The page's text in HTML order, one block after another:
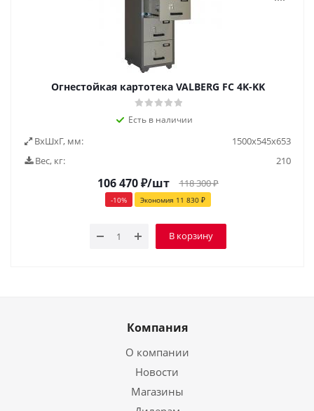
Огнестойкая картотека VALBERG FC 4K-KK
Есть в наличии
ВxШxГ, мм:
1500x545x653
Вес, кг:
210
106 470₽/шт 118 300₽
-10% Экономия 11 830₽
В корзину
Компания
О компании
Новости
Магазины